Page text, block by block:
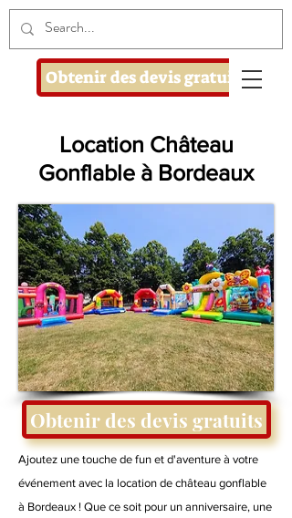
Obtenir des devis gratuits
Location Château
Gonflable à Bordeaux
Obtenir des devis gratuits
Ajoutez une touche de fun et d'aventure à votre
événement avec la location de château gonflable
à Bordeaux ! Que ce soit pour un anniversaire, une